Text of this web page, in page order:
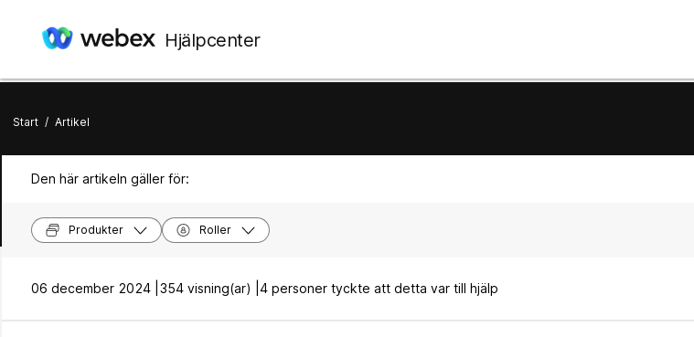
Hjälpcenter
Start / Artikel
Den här artikeln gäller för:
Produkter Roller
06 december 2024 | 354 visning(ar) | 4 personer tyckte att detta var till hjälp